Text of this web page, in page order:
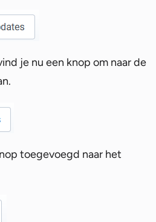
je nu een knop om naar de
toegevoegd naar het